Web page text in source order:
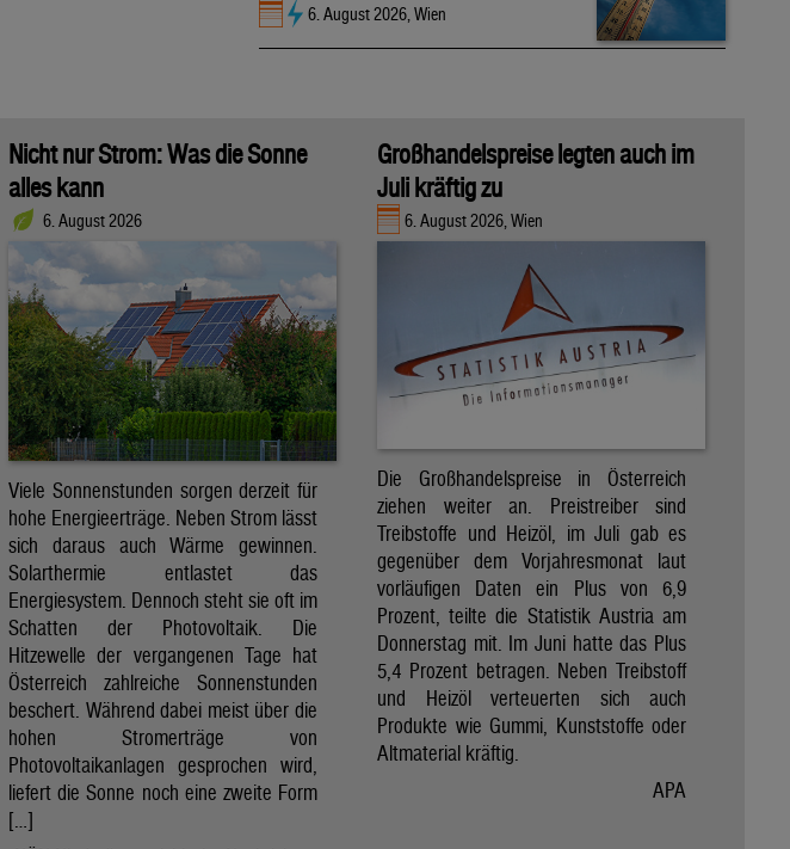
6. August 2026, Wien
Nicht nur Strom: Was die Sonne
alles kann
6. August 2026
Viele Sonnenstunden sorgen derzeit für
hohe Energieerträge. Neben Strom lässt
sich daraus auch Wärme gewinnen.
Solarthermie entlastet das
Energiesystem. Dennoch steht sie oft im
Schatten der Photovoltaik. Die
Hitzewelle der vergangenen Tage hat
Österreich zahlreiche Sonnenstunden
beschert. Während dabei meist über die
hohen Stromerträge von
Photovoltaikanlagen gesprochen wird,
liefert die Sonne noch eine zweite Form
[…]
Großhandelspreise legten auch im
Juli kräftig zu
6. August 2026, Wien
Die Großhandelspreise in Österreich
ziehen weiter an. Preistreiber sind
Treibstoffe und Heizöl, im Juli gab es
gegenüber dem Vorjahresmonat laut
vorläufigen Daten ein Plus von 6,9
Prozent, teilte die Statistik Austria am
Donnerstag mit. Im Juni hatte das Plus
5,4 Prozent betragen. Neben Treibstoff
und Heizöl verteuerten sich auch
Produkte wie Gummi, Kunststoffe oder
Altmaterial kräftig.
APA